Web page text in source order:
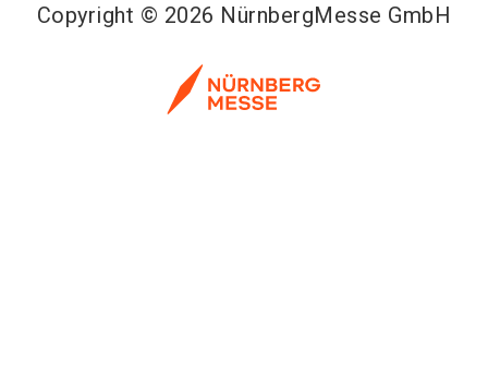
Copyright © 2026 NürnbergMesse GmbH